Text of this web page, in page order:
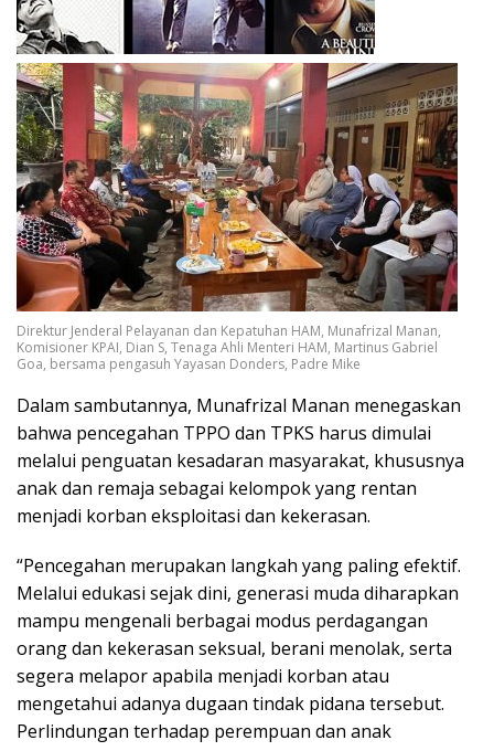
Direktur Jenderal Pelayanan dan Kepatuhan HAM, Munafrizal Manan,
Komisioner KPAI, Dian S, Tenaga Ahli Menteri HAM, Martinus Gabriel
Goa, bersama pengasuh Yayasan Donders, Padre Mike
Dalam sambutannya, Munafrizal Manan menegaskan
bahwa pencegahan TPPO dan TPKS harus dimulai
melalui penguatan kesadaran masyarakat, khususnya
anak dan remaja sebagai kelompok yang rentan
menjadi korban eksploitasi dan kekerasan.
“Pencegahan merupakan langkah yang paling efektif.
Melalui edukasi sejak dini, generasi muda diharapkan
mampu mengenali berbagai modus perdagangan
orang dan kekerasan seksual, berani menolak, serta
segera melapor apabila menjadi korban atau
mengetahui adanya dugaan tindak pidana tersebut.
Perlindungan terhadap perempuan dan anak